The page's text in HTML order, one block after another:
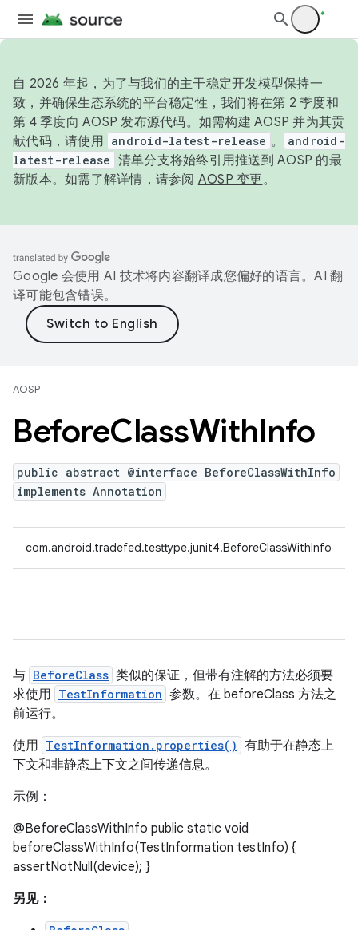
自 2026 年起，为了与我们的主干稳定开发模型保持一
致，并确保生态系统的平台稳定性，我们将在第 2 季度和
第 4 季度向 AOSP 发布源代码。如需构建 AOSP 并为其贡
献代码，请使用 android-latest-release 。
android-
latest-release 清单分支将始终引用推送到 AOSP 的最
新版本。如需了解详情，请参阅 AOSP 变更。
Google 会使用 AI 技术将内容翻译成您偏好的语言。AI 翻
译可能包含错误。
AOSP
BeforeClassWithInfo
public abstract @interface BeforeClassWithInfo
implements Annotation
com.android.tradefed.testtype.junit4.BeforeClassWithInfo
与 BeforeClass 类似的保证，但带有注解的方法必须要
求使用 TestInformation 参数。在 beforeClass 方法之
前运行。
使用 TestInformation.properties() 有助于在静态上
下文和非静态上下文之间传递信息。
示例：
@BeforeClassWithInfo public static void
beforeClassWithInfo(TestInformation testInfo) {
assertNotNull(device); }
另见：